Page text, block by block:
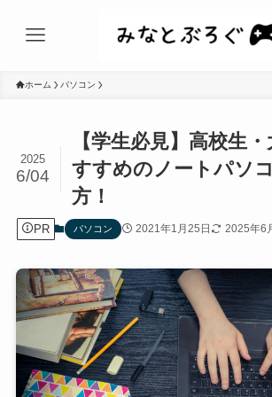
ホーム パソコン
【学生必見】高校生
すすめのノートパソ
方！
2025
6/04
PR パソコン 2021年1月25日 2025年6